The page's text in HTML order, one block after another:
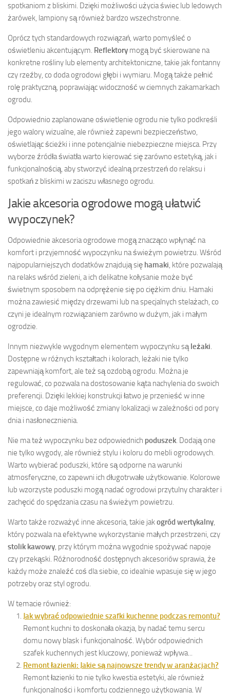
spotkaniom z bliskimi. Dzięki możliwości użycia świec lub ledowych
żarówek, lampiony są również bardzo wszechstronne.
Oprócz tych standardowych rozwiązań, warto pomyśleć o
oświetleniu akcentującym. Reflektory mogą być skierowane na
konkretne rośliny lub elementy architektoniczne, takie jak fontanny
czy rzeźby, co doda ogrodowi głębi i wymiaru. Mogą także pełnić
rolę praktyczną, poprawiając widoczność w ciemnych zakamarkach
ogrodu.
Odpowiednio zaplanowane oświetlenie ogrodu nie tylko podkreśli
jego walory wizualne, ale również zapewni bezpieczeństwo,
oświetlając ścieżki i inne potencjalnie niebezpieczne miejsca. Przy
wyborze źródła światła warto kierować się zarówno estetyką, jak i
funkcjonalnością, aby stworzyć idealną przestrzeń do relaksu i
spotkań z bliskimi w zaciszu własnego ogrodu.
Jakie akcesoria ogrodowe mogą ułatwić
wypoczynek?
Odpowiednie akcesoria ogrodowe mogą znacząco wpłynąć na
komfort i przyjemność wypoczynku na świeżym powietrzu. Wśród
najpopularniejszych dodatków znajdują się hamaki, które pozwalają
na relaks wśród zieleni, a ich delikatne kołysanie może być
świetnym sposobem na odprężenie się po ciężkim dniu. Hamaki
można zawiesić między drzewami lub na specjalnych stelażach, co
czyni je idealnym rozwiązaniem zarówno w dużym, jak i małym
ogrodzie.
Innym niezwykle wygodnym elementem wypoczynku sąleżaki.
Dostępne w różnych kształtach i kolorach, leżaki nie tylko
zapewniają komfort, ale też są ozdobą ogrodu. Można je
regulować, co pozwala na dostosowanie kąta nachylenia do swoich
preferencji. Dzięki lekkiej konstrukcji łatwo je przenieść w inne
miejsce, co daje możliwość zmiany lokalizacji w zależności od pory
dnia i nasłonecznienia.
Nie ma też wypoczynku bez odpowiednich poduszek. Dodają one
nie tylko wygody, ale również stylu i koloru do mebli ogrodowych.
Warto wybierać poduszki, które są odporne na warunki
atmosferyczne, co zapewni ich długotrwałe użytkowanie. Kolorowe
lub wzorzyste poduszki mogą nadać ogrodowi przytulny charakter i
zachęcić do spędzania czasu na świeżym powietrzu.
Warto także rozważyć inne akcesoria, takie jakogród wertykalny,
który pozwala na efektywne wykorzystanie małych przestrzeni, czy
stolik kawowy, przy którym można wygodnie spożywać napoje
czy przekąski. Różnorodność dostępnych akcesoriów sprawia, że
każdy może znaleźć coś dla siebie, co idealnie wpasuje się w jego
potrzeby oraz styl ogrodu.
W temacie również:
Jak wybrać odpowiednie szafki kuchenne podczas remontu?
Remont kuchni to doskonała okazja, by nadać temu sercu
domu nowy blask i funkcjonalność. Wybór odpowiednich
szafek kuchennych jest kluczowy, ponieważ wpływa...
Remont łazienki: Jakie są najnowsze trendy w aranżacjach?
Remont łazienki to nie tylko kwestia estetyki, ale również
funkcjonalności i komfortu codziennego użytkowania. W